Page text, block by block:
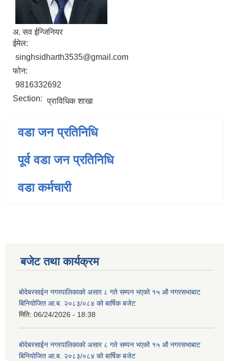
अ. सव ईन्जिनियर
ईमेल:
singhsidharth3535@gmail.com
फोन:
9816332692
Section: प्राविधिक शाखा
वडा जन प्रतिनिधि
पूर्व वडा जन प्रतिनिधि
वडा कर्मचारी
बजेट तथा कार्यक्रम
बोदेबरसाईन नगरपालिकाको असार ८ गते सम्पन भएको १५ ‍‍‍औ नगरसभाबाट
बिनियोजित आ.ब. २०८३/०८४ को बार्षिक बजेट
मिति: 06/24/2026 - 18:38
बोदेबरसाईन नगरपालिकाको असार ८ गते सम्पन भएको १५ ‍‍‍औ नगरसभाबाट
बिनियोजित आ.ब. २०८३/०८४ को बार्षिक बजेट